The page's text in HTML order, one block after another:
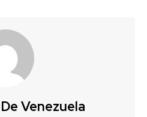
Venezuela